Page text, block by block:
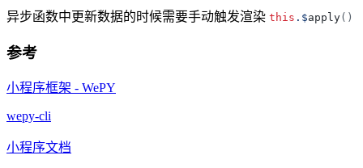
异步函数中更新数据的时候需要手动触发渲染 this .$apply( )
参考
小程序框架 - WePY
wepy-cli
小程序文档